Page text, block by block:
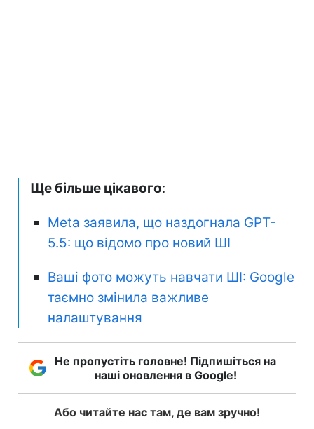
Ще більше цікавого:
Meta заявила, що наздогнала GPT-
5.5: що відомо про новий ШІ
Ваші фото можуть навчати ШІ: Google
таємно змінила важливе
налаштування
Не пропустіть головне! Підпишіться на
наші оновлення в Google!
Або читайте нас там, де вам зручно!